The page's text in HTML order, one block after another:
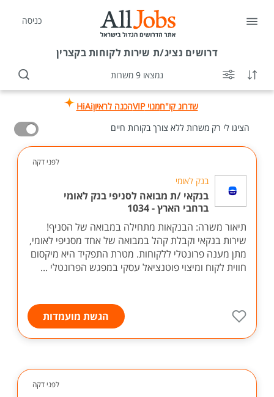
כניסה
דרושים נציג/ת שירות לקוחות בקצרין
נמצאו 9 משרות
שדרוג קו"חמנוי VIP הכנה לראיוןHiAi
הציגו לי רק משרות ללא צורך בקורות חיים
לפני דקה
בנק לאומי
בנקאי /ת מבואה לסניפי בנק לאומי
ברחבי הארץ - 1034
תיאור משרה: הבנקאות מתחילה במבואה של הסניף!
שירות בנקאי וקבלת קהל במבואה של אחד מסניפי לאומי,
מתן מענה פרונטלי ללקוחות. מטרת התפקיד היא מיקסום
חווית לקוח ומיצוי פוטנציאל עסקי במפגש הפרונטלי ...
הגשת מועמדות
לפני דקה